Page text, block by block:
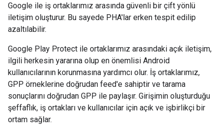
Google ile iş ortaklarımız arasında güvenli bir çift yönlü
iletişim oluşturur. Bu sayede PHA'lar erken tespit edilip
azaltılabilir.
Google Play Protect ile ortaklarımız arasındaki açık iletişim,
ilgili herkesin yararına olup en önemlisi Android
kullanıcılarının korunmasına yardımcı olur. İş ortaklarımız,
GPP örneklerine doğrudan feed'e sahiptir ve tarama
sonuçlarını doğrudan GPP ile paylaşır. Girişimin oluşturduğu
şeffaflık, iş ortakları ve kullanıcılar için açık ve işbirlikçi bir
ortam sağlar.